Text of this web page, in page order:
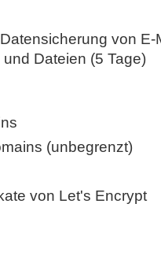
von E-
Dateien (5 Tage)
(unbegrenzt)
von Let's Encrypt